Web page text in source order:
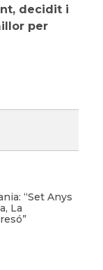
decidit i
per
“Set Anys
La